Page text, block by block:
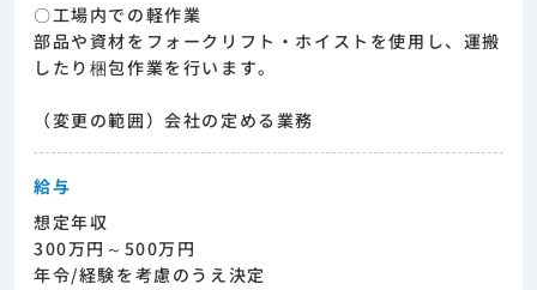
〇工場内での軽作業
部品や資材をフォークリフト・ホイストを使用し、運搬
したり梱包作業を行います。
（変更の範囲）会社の定める業務
給与
想定年収
300万円～500万円
年令/経験を考慮のうえ決定